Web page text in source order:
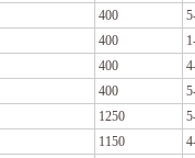
400
400
400
400
1250
1150